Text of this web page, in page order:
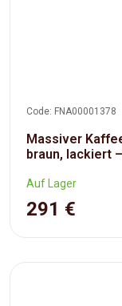
Code: FNA00001378
Massiver
braun, lackiert
Auf Lager
291 €